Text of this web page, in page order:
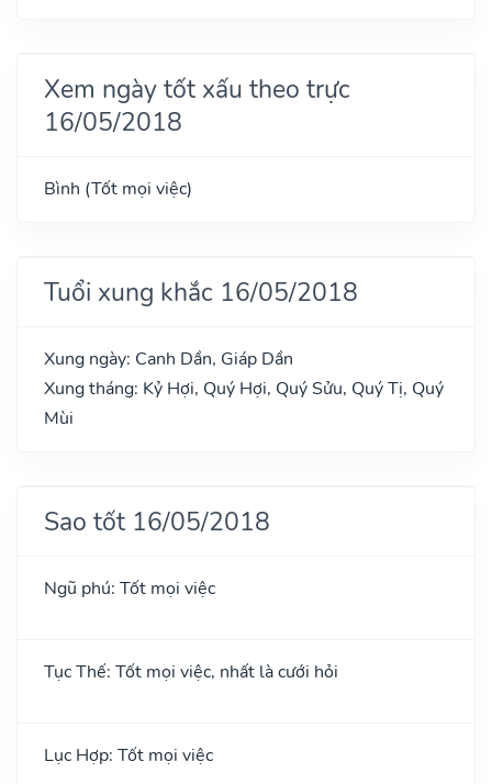
Xem ngày tốt xấu theo trực
16/05/2018
Bình (Tốt mọi việc)
Tuổi xung khắc 16/05/2018
Xung ngày: Canh Dần, Giáp Dần
Xung tháng: Kỷ Hợi, Quý Hợi, Quý Sửu, Quý Tị, Quý
Mùi
Sao tốt 16/05/2018
Ngũ phú: Tốt mọi việc
Tục Thế: Tốt mọi việc, nhất là cưới hỏi
Lục Hợp: Tốt mọi việc